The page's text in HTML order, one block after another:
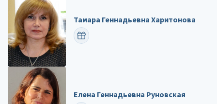
Тамара Геннадьевна Харитонова
ПОЗДРАВИТЬ
Елена Геннадьевна Руновская